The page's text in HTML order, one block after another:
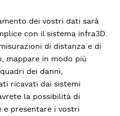
dei vostri dati sarà
con il sistema infra3D.
di distanza e di
mappare in modo più
dei danni,
ricavati dai sistemi
la possibilità di
e presentare i vostri